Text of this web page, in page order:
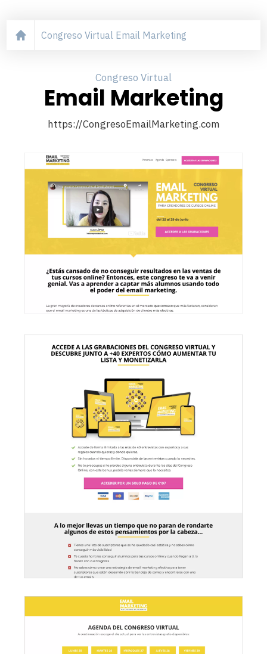
Congreso Virtual Email Marketing
Congreso Virtual
Email Marketing
https://CongresoEmailMarketing.com